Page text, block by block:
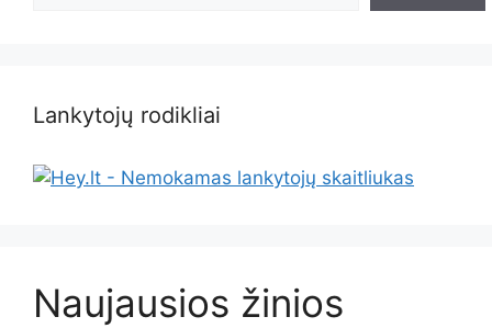
Lankytojų rodikliai
Naujausios žinios